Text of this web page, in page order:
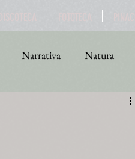
Narrativa Natura
Turismo